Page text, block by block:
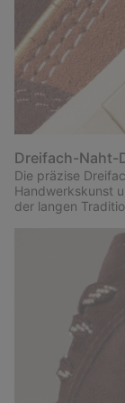
Dreifach-Naht-
Die präzise
Handwerkskunst
der langen